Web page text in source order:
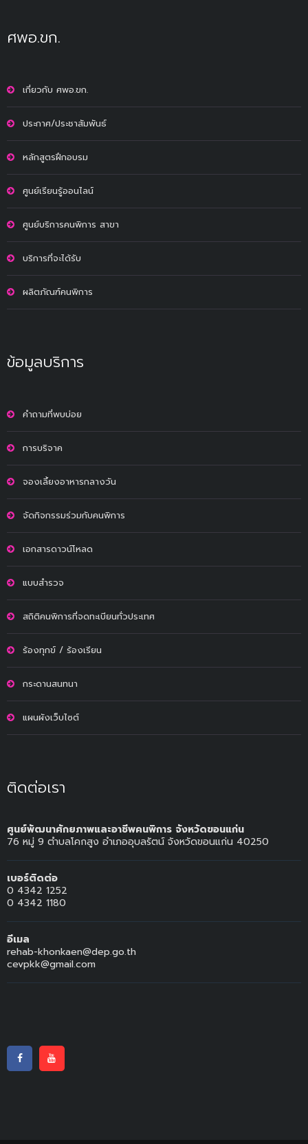
ศพอ.ขก.
เกี่ยวกับ ศพอ.ขก.
ประกาศ/ประชาสัมพันธ์
หลักสูตรฝึกอบรม
ศูนย์เรียนรู้ออนไลน์
ศูนย์บริการคนพิการ สาขา
บริการที่จะได้รับ
ผลิตภัณฑ์คนพิการ
ข้อมูลบริการ
คำถามที่พบบ่อย
การบริจาค
จองเลี้ยงอาหารกลางวัน
จัดกิจกรรมร่วมกับคนพิการ
เอกสารดาวน์โหลด
แบบสำรวจ
สถิติคนพิการที่จดทะเบียนทั่วประเทศ
ร้องทุกข์ / ร้องเรียน
กระดานสนทนา
แผนผังเว็บไซต์
ติดต่อเรา
ศูนย์พัฒนาศักยภาพและอาชีพคนพิการ จังหวัดขอนแก่น
76 หมู่ 9 ตำบลโคกสูง อำเภออุบลรัตน์ จังหวัดขอนแก่น 40250
เบอร์ติดต่อ
0 4342 1252
0 4342 1180
อีเมล
rehab-khonkaen@dep.go.th
cevpkk@gmail.com